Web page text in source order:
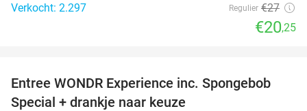
Verkocht: 2.297
Regulier €27
€20,25
27%
Entree WONDR Experience inc. Spongebob
Special + drankje naar keuze